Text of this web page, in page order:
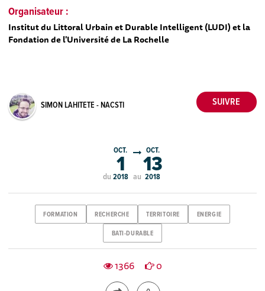
Organisateur :
Institut du Littoral Urbain et Durable Intelligent (LUDI) et la
Fondation de l'Université de La Rochelle
SIMON LAHITETE - NACSTI
du
OCT.
1
2018 au
OCT.
13
2018
FORMATION RECHERCHE TERRITOIRE ENERGIE
BATI-DURABLE
1366 0